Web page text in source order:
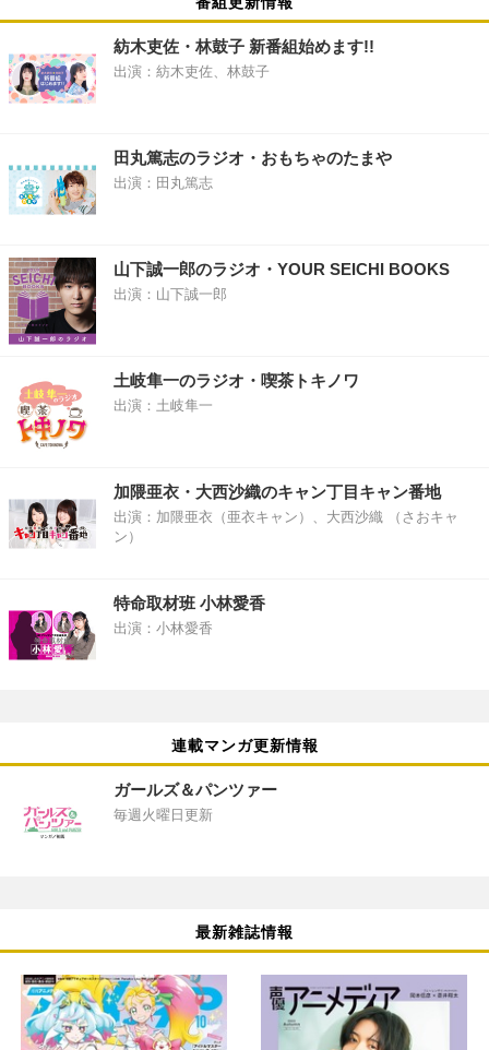
紡木吏佐・林鼓子 新番組始めます!!
出演：紡木吏佐、林鼓子
田丸篤志のラジオ・おもちゃのたまや
出演：田丸篤志
山下誠一郎のラジオ・YOUR SEICHI BOOKS
出演：山下誠一郎
土岐隼一のラジオ・喫茶トキノワ
出演：土岐隼一
加隈亜衣・大西沙織のキャン丁目キャン番地
出演：加隈亜衣（亜衣キャン）、大西沙織 （さおキャ
ン）
特命取材班 小林愛香
出演：小林愛香
連載マンガ更新情報
ガールズ＆パンツァー
毎週火曜日更新
最新雑誌情報